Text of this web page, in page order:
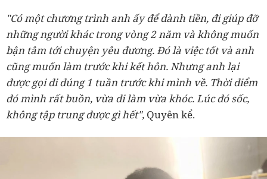
"Có một chương trình anh ấy để dành tiền, đi giúp đỡ
những người khác trong vòng 2 năm và không muốn
bận tâm tới chuyện yêu đương. Đó là việc tốt và anh
cũng muốn làm trước khi kết hôn. Nhưng anh lại
được gọi đi đúng 1 tuần trước khi mình về. Thời điểm
đó mình rất buồn, vừa đi làm vừa khóc. Lúc đó sốc,
không tập trung được gì hết", Quyên kể.